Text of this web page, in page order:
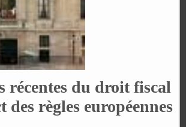
récentes du droit fiscal
des règles européennes